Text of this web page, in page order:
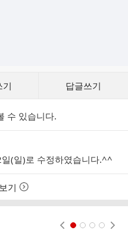
기 답글쓰기
수 있습니다.
(일)로 수정하였습니다.^^
기